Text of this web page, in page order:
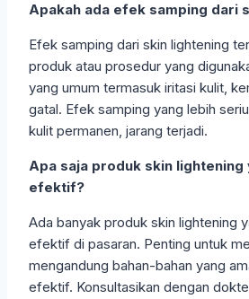
Apakah ada efek samping dari
Efek samping dari skin lightening
produk atau prosedur yang
yang umum termasuk iritasi kulit,
gatal. Efek samping yang lebih
kulit permanen, jarang terjadi.
Apa saja produk skin lightening
efektif?
Ada banyak produk skin lightening
efektif di pasaran. Penting untuk
mengandung bahan-bahan yang
efektif. Konsultasikan dengan